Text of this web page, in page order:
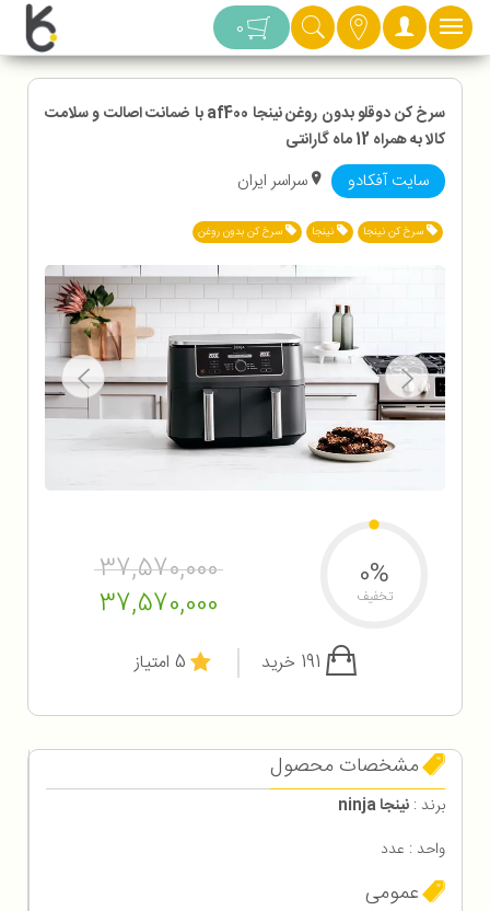
دسته بندی 0
سرخ کن دوقلو بدون روغن نینجا af400 با ضمانت اصالت و سلامت
کالا به همراه 12 ماه گارانتی
سایت آفکادو سراسر ایران
سرخ کن نینجا نینجا سرخ کن بدون روغن
37,570,000
37,570,000
0%
تخفیف
5 امتیاز
مشخصات محصول
برند : نینجا ninja
واحد : عدد
عمومی